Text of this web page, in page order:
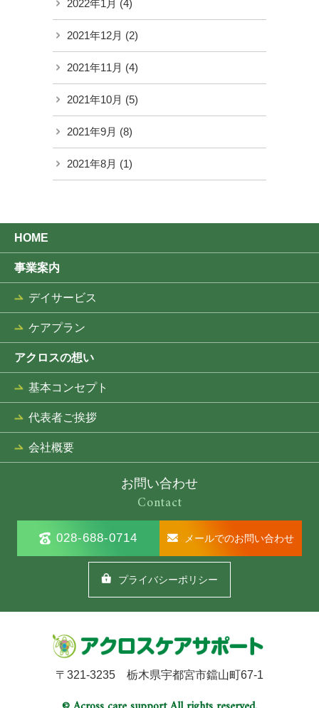
2022年1月 (4)
2021年12月 (2)
2021年11月 (4)
2021年10月 (5)
2021年9月 (8)
2021年8月 (1)
HOME
事業案内
デイサービス
ケアプラン
アクロスの想い
基本コンセプト
代表者ご挨拶
会社概要
お問い合わせ
Contact
028-688-0714 メールでのお問い合わせ
プライバシーポリシー
〒321-3235 栃木県宇都宮市鐺山町67-1